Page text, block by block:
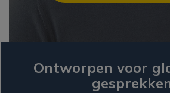
Ontworpen voor